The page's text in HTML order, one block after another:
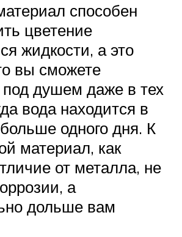
способен
цветение
жидкости, а это
вы сможете
под душем даже в тех
вода находится в
одного дня. К
материал, как
от металла, не
а
дольше вам